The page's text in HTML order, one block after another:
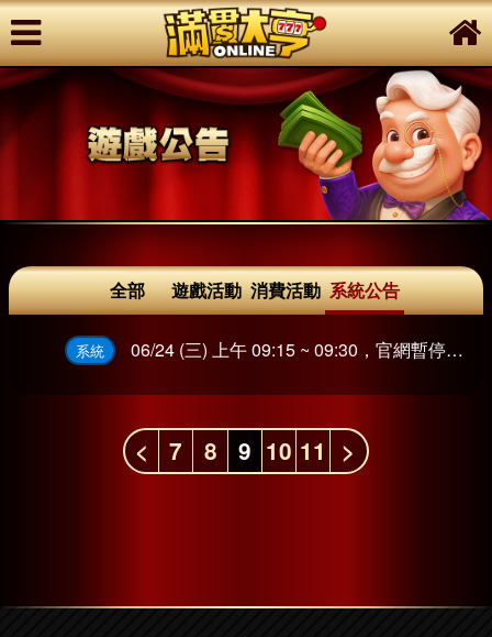
全部 遊戲活動 消費活動 系統公告
系統 06/24 (三) 上午 09:15 ~ 09:30，官網暫停服務
< 7 8 9 10 11 >